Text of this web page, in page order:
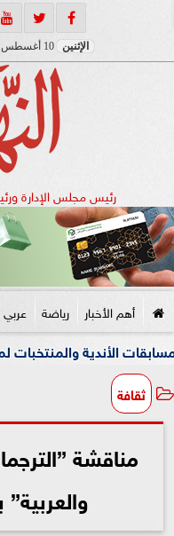
الإثنين 10 أغسطس 2026
رئيس مجلس الإدارة
أهم الأخبار رياضة
لموسم 2026-2027
ثقافة
مناقشة